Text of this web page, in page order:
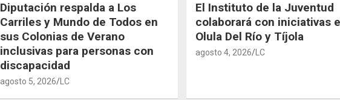
Diputación respalda a Los
Carriles y Mundo de Todos en
sus Colonias de Verano
inclusivas para personas con
discapacidad
agosto 5, 2026 LC
El Instituto de la Juventud
colaborará con iniciativas
Olula Del Río y Tíjola
agosto 4, 2026 LC